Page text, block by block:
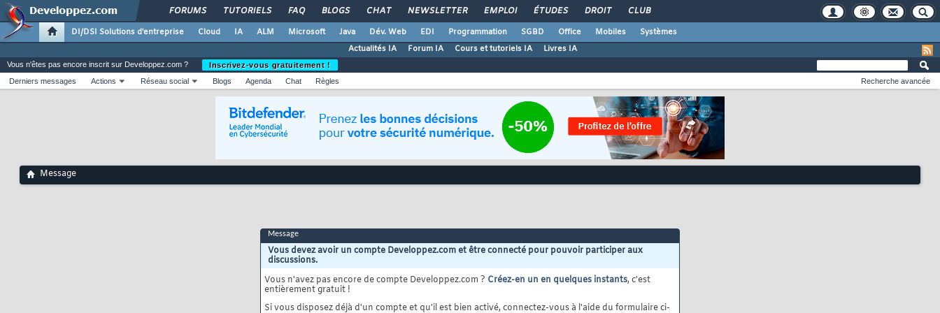
FORUMS TUTORIELS FAQ BLOGS CHAT NEWSLETTER EMPLOI ÉTUDES DROIT CLUB
DI/DSI Solutions d'entreprise Cloud IA ALM Microsoft Java Dév. Web EDI Programmation SGBD Office Mobiles
Systèmes
Actualités IA
Forum IA Cours et tutoriels IA Livres IA
Vous n'êtes pas encore inscrit sur Developpez.com ?
Inscrivez-vous gratuitement !
Derniers messages
Actions Réseau social Blogs Agenda Chat Règles Recherche avancée
Message
Message
Vous devez avoir un compte Developpez.com et être connecté pour pouvoir participer aux
discussions.
Vous n'avez pas encore de compte Developpez.com ? Créez-en un en quelques instants, c'est
entièrement gratuit !
Si vous disposez déjà d'un compte et qu'il est bien activé, connectez-vous à l'aide du formulaire ci-